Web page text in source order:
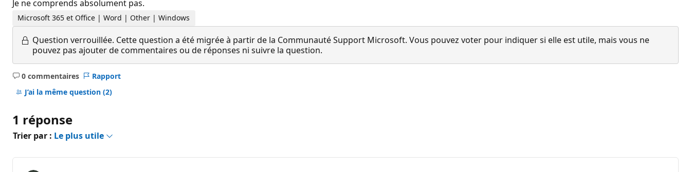
Je ne comprends absolument pas.
Microsoft 365 et Office | Word | Other | Windows
Question verrouillée. Cette question a été migrée à partir de la Communauté Support Microsoft. Vous pouvez voter pour indiquer si elle est utile, mais vous ne
pouvez pas ajouter de commentaires ou de réponses ni suivre la question.
0 commentaires
Aucun
commentaire
Rapport
J’ai la même question (2)
1 réponse
Trier par : Le plus utile